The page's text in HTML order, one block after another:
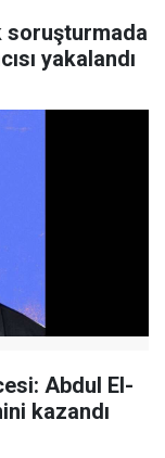
soruşturmada
yakalandı
Abdul El-
kazandı